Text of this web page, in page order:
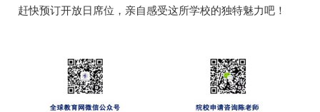
赶快预订开放日席位，亲自感受这所学校的独特魅力吧！